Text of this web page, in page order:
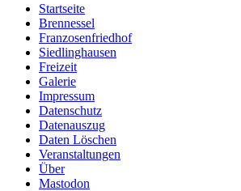
Startseite
Brennessel
Franzosenfriedhof
Siedlinghausen
Freizeit
Galerie
Impressum
Datenschutz
Datenauszug
Daten Löschen
Veranstaltungen
Über
Mastodon